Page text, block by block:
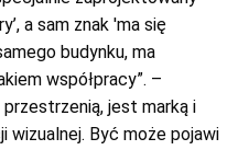
a sam znak 'ma się
budynku, ma
współpracy”. –
jest marką i
Być może pojawi